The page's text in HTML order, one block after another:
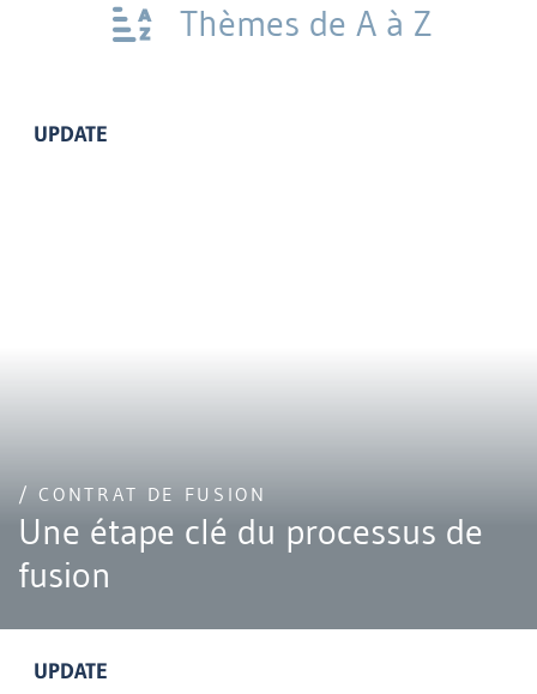
Thèmes de A à Z
UPDATE
/ CONTRAT DE FUSION
Une étape clé du processus de
fusion
UPDATE